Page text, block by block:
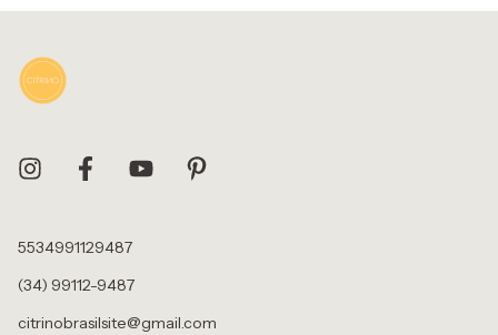
5534991129487
(34) 99112-9487
citrinobrasilsite@gmail.com